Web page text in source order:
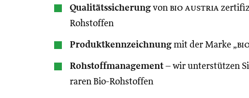
Qualitätssicherung von bio austria
Rohstoffen
Produktkennzeichnung mit der Marke „
Rohstoffmanagement – wir unterstützen
raren Bio-Rohstoffen